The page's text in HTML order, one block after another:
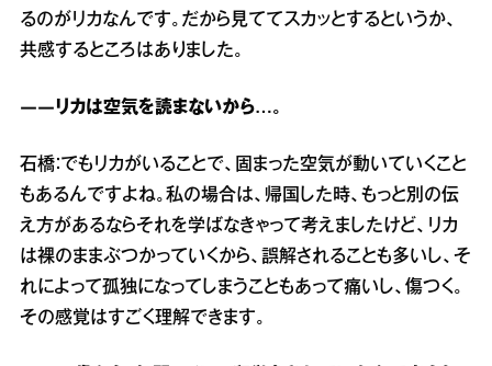
るのがリカなんです。だから見ててスカッとするというか、
共感するところはありました。
――リカは空気を読まないから…。
石橋：でもリカがいることで、固まった空気が動いていくこと
もあるんですよね。私の場合は、帰国した時、もっと別の伝
え方があるならそれを学ばなきゃって考えましたけど、リカ
は裸のままぶつかっていくから、誤解されることも多いし、そ
れによって孤独になってしまうこともあって痛いし、傷つく。
その感覚はすごく理解できます。